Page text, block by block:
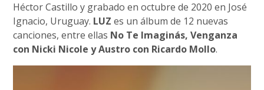
Héctor Castillo y grabado en octubre de 2020 en José
Ignacio, Uruguay. LUZ es un álbum de 12 nuevas
canciones, entre ellas No Te Imaginás, Venganza
con Nicki Nicole y Austro con Ricardo Mollo.